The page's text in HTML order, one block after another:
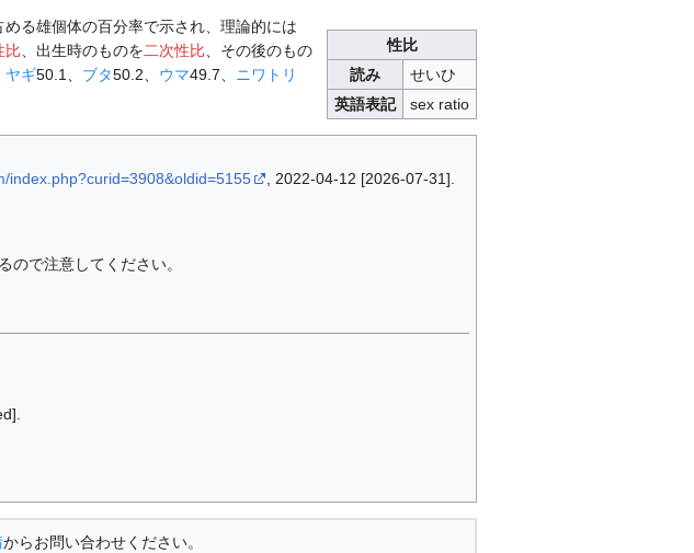
性比
読み
せいひ
英語表記
sex ratio
る雄個体の百分率で示され、理論的には
比 、出生時のものを二次性比 、その後のもの
ヤギ50.1、 ブタ50.2、 ウマ49.7、 ニワトリ
index.php?curid=3908&oldid=5155
, 2022-04-12 [2026-07-31].
で注意してください。
からお問い合わせください。